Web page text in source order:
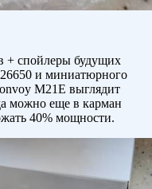
+ спойлеры будущих
26650 и миниатюрного
M21E выглядит
можно еще в карман
40% мощности.